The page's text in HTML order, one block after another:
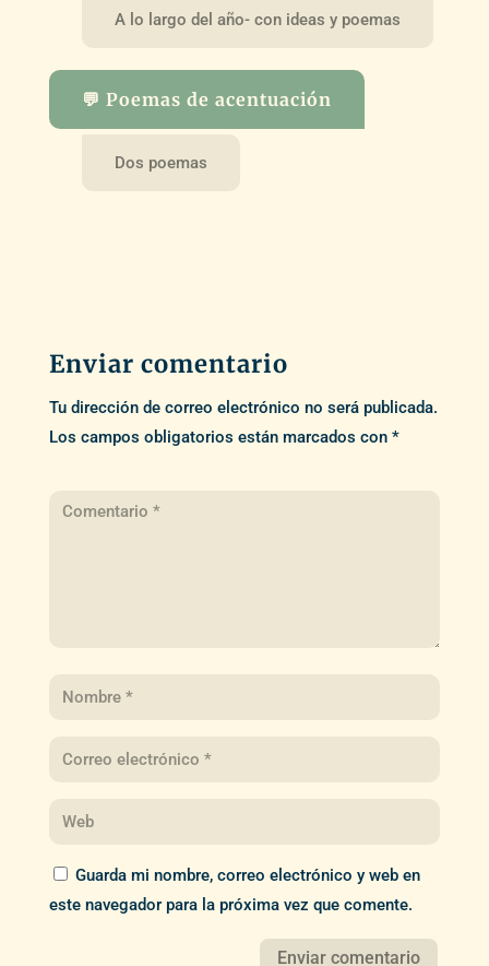
A lo largo del año- con ideas y poemas
💬 Poemas de acentuación
Dos poemas
Enviar comentario
Tu dirección de correo electrónico no será publicada.
Los campos obligatorios están marcados con *
Guarda mi nombre, correo electrónico y web en
este navegador para la próxima vez que comente.